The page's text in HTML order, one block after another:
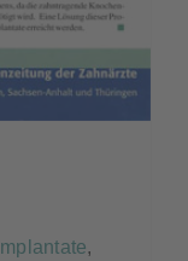
Implantate,